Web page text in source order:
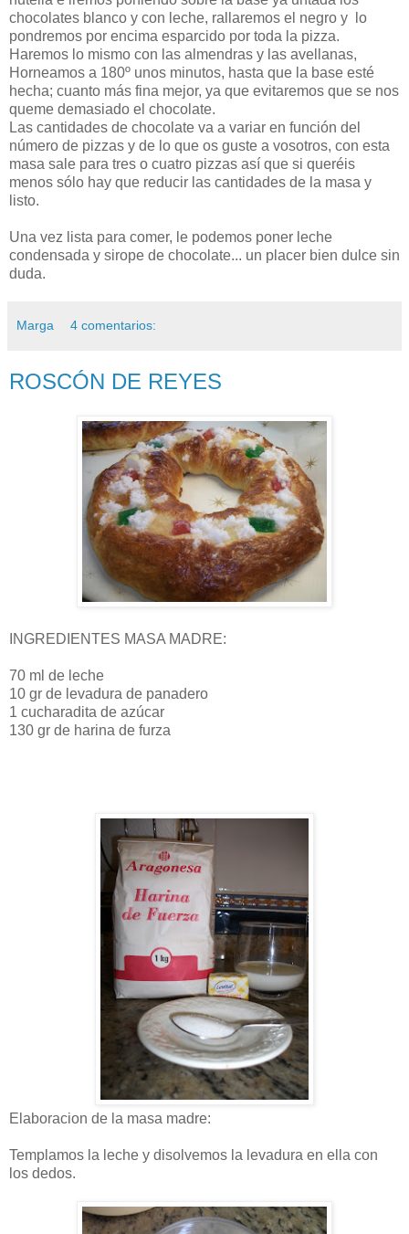
chocolates blanco y con leche, rallaremos el negro y lo
pondremos por encima esparcido por toda la pizza.
Haremos lo mismo con las almendras y las avellanas,
Horneamos a 180º unos minutos, hasta que la base esté
hecha; cuanto más fina mejor, ya que evitaremos que se nos
queme demasiado el chocolate.
Las cantidades de chocolate va a variar en función del
número de pizzas y de lo que os guste a vosotros, con esta
masa sale para tres o cuatro pizzas así que si queréis
menos sólo hay que reducir las cantidades de la masa y
listo.
Una vez lista para comer, le podemos poner leche
condensada y sirope de chocolate... un placer bien dulce sin
duda.
Marga 4 comentarios:
ROSCÓN DE REYES
INGREDIENTES MASA MADRE:
70 ml de leche
10 gr de levadura de panadero
1 cucharadita de azúcar
130 gr de harina de furza
Elaboracion de la masa madre:
Templamos la leche y disolvemos la levadura en ella con
los dedos.